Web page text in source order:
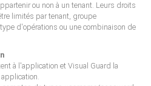
ou non à un tenant. Leurs droits
limités par tenant, groupe
d'opérations ou une combinaison de
à l'application et Visual Guard la